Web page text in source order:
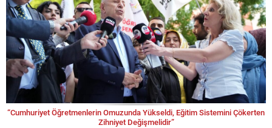
“Cumhuriyet Öğretmenlerin Omuzunda Yükseldi, Eğitim Sistemini Çökerten
Zihniyet Değişmelidir”